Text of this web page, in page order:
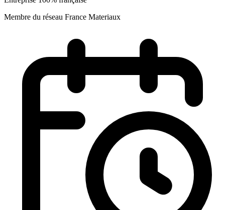
Membre du réseau France Materiaux